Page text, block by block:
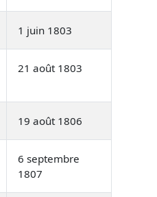
1 juin 1803
21 août 1803
19 août 1806
6 septembre
1807